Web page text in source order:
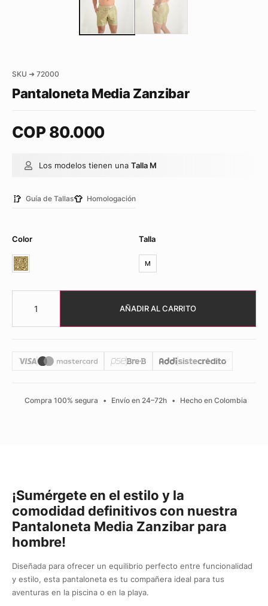
SKU ➜ 72000
Pantaloneta Media Zanzibar
COP80.000
Los modelos tienen una Talla M
Guía de Tallas Homologación
Color Talla
M
AÑADIR AL CARRITO
Compra 100% segura • Envío en 24–72h • Hecho en Colombia
¡Sumérgete en el estilo y la
comodidad definitivos con nuestra
Pantaloneta Media Zanzibar para
hombre!
Diseñada para ofrecer un equilibrio perfecto entre funcionalidad
y estilo, esta pantaloneta es tu compañera ideal para tus
aventuras en la piscina o en la playa.